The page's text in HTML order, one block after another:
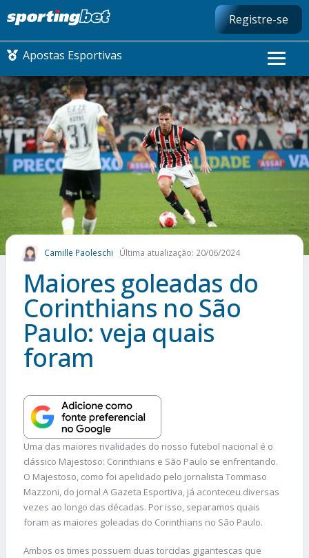
Registre-se
Apostas Esportivas
CONMEBOL LIBERTADORES
FUTEBOL NACIONAL
FUTEBOL INTERNACIONAL
COMO APOSTAR
MAIS ESPORTES
Camille Paoleschi Última atualização: 20/06/2024
Maiores goleadas do
Corinthians no São
Paulo: veja quais
foram
Uma das maiores rivalidades do nosso futebol nacional é o
clássico Majestoso: Corinthians e São Paulo se enfrentando.
O Majestoso, como foi apelidado pelo jornalista Tommaso
Mazzoni, do jornal A Gazeta Esportiva, já aconteceu diversas
vezes ao longo das décadas. Por isso, separamos quais
foram as maiores goleadas do Corinthians no São Paulo.
Ambos os times possuem duas torcidas gigantescas que